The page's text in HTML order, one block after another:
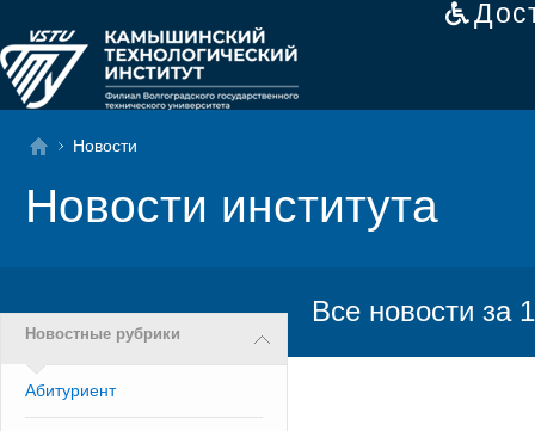
Новости
Новости института
Новостные рубрики
Абитуриент
Все новости за